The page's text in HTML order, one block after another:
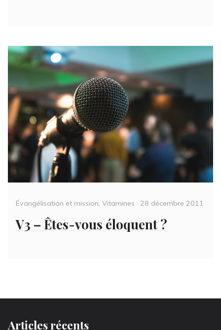
Categories
Évangélisation et mission, Vitamines
Posted
28 décembre 2011
V3 – Êtes-vous éloquent ?
Articles récents